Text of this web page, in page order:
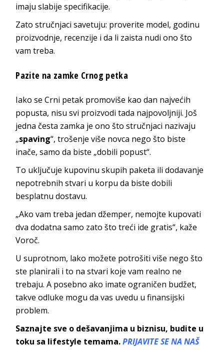
imaju slabije specifikacije.
Zato stručnjaci savetuju: proverite model, godinu
proizvodnje, recenzije i da li zaista nudi ono što
vam treba.
Pazite na zamke Crnog petka
Iako se Crni petak promoviše kao dan najvećih
popusta, nisu svi proizvodi tada najpovoljniji. Još
jedna česta zamka je ono što stručnjaci nazivaju
„spaving“, trošenje više novca nego što biste
inače, samo da biste „dobili popust“.
To uključuje kupovinu skupih paketa ili dodavanje
nepotrebnih stvari u korpu da biste dobili
besplatnu dostavu.
„Ako vam treba jedan džemper, nemojte kupovati
dva dodatna samo zato što treći ide gratis“, kaže
Voroč.
U suprotnom, lako možete potrošiti više nego što
ste planirali i to na stvari koje vam realno ne
trebaju. A posebno ako imate ograničen budžet,
takve odluke mogu da vas uvedu u finansijski
problem.
Saznajte sve o dešavanjima u biznisu, budite u
toku sa lifestyle temama.PRIJAVITE SE NA NAŠ